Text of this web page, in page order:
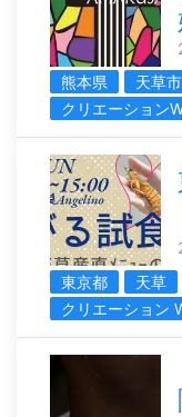
熊本県
天草市
クリエーション
東京都
天草
クリエーション